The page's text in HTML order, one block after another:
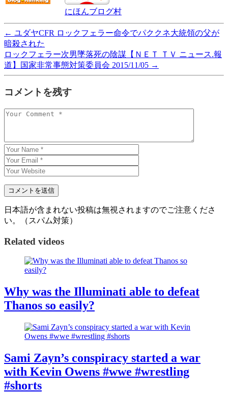
にほんブログ村
← ユダヤCFR ロックフェラー命令でパククネ大統領の父が
暗殺された
ロックフェラー次男墜落死の陰謀【ＮＥＴ ＴＶ ニュース.報
道】国家非常事態対策委員会 2015/11/05 →
コメントを残す
日本語が含まれない投稿は無視されますのでご注意くださ
い。（スパム対策）
Related videos
Why was the Illuminati able to defeat
Thanos so easily?
Sami Zayn’s conspiracy started a war
with Kevin Owens #wwe #wrestling
#shorts